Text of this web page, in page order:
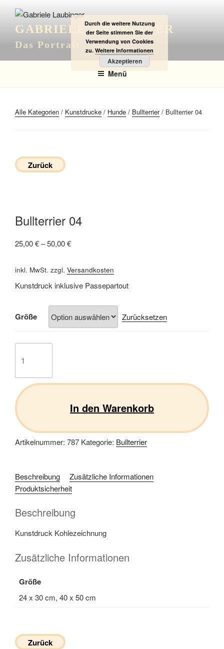
Inhalt
springenGABRIELE LAUBINGER
Das Portrait
Menü
Alle Kategorien / Kunstdrucke / Hunde / Bullterrier/ Bullterrier 04
Zurück
Bullterrier 04
25,00€–50,00€
inkl. MwSt. zzgl. Versandkosten
Kunstdruck inklusive Passepartout
Größe Zurücksetzen
04
In den Warenkorb
Artikelnummer: 787 Kategorie: Bullterrier
Beschreibung
Zusätzliche Informationen
Produktsicherheit
Beschreibung
Kunstdruck Kohlezeichnung
Zusätzliche Informationen
Größe
24 x 30 cm, 40 x 50 cm
Zurück
Durch die weitere Nutzung
der Seite stimmen Sie der
Verwendung von Cookies
zu. Weitere Informationen
Akzeptieren